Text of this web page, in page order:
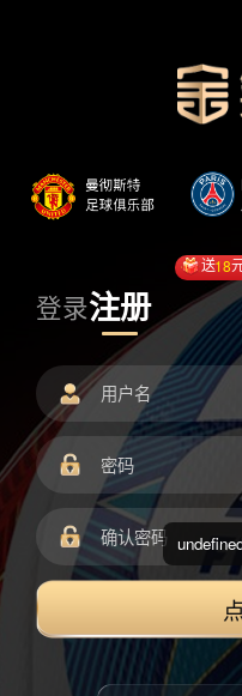
登录注册
送18